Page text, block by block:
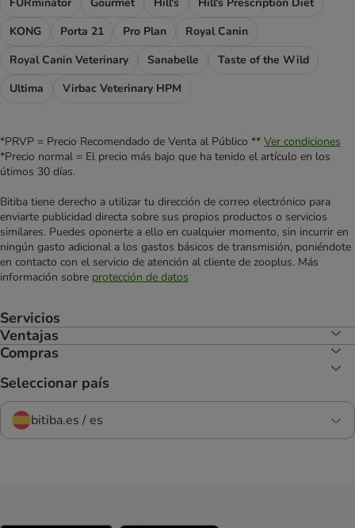
KONG
Porta 21 Pro Plan
Royal Canin
Royal Canin Veterinary
Sanabelle
Taste of the Wild
Ultima
Virbac Veterinary HPM
*PRVP = Precio Recomendado de Venta al Público ** Ver condiciones
*Precio normal = El precio más bajo que ha tenido el artículo en los
útimos 30 días.
Bitiba tiene derecho a utilizar tu dirección de correo electrónico para
enviarte publicidad directa sobre sus propios productos o servicios
similares. Puedes oponerte a ello en cualquier momento, sin incurrir en
ningún gasto adicional a los gastos básicos de transmisión, poniéndote
en contacto con el servicio de atención al cliente de zooplus. Más
información sobre protección de datos
Servicios
Ventajas
Compras
Seleccionar país
bitiba.es / es